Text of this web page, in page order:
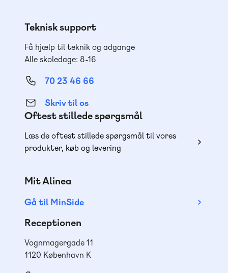
Teknisk support
Få hjælp til teknik og adgange
Alle skoledage: 8-16
70 23 46 66
Skriv til os
Oftest stillede spørgsmål
Læs de oftest stillede spørgsmål til vores
produkter, køb og levering
Mit Alinea
Gå til MinSide
Receptionen
Vognmagergade 11
1120 København K